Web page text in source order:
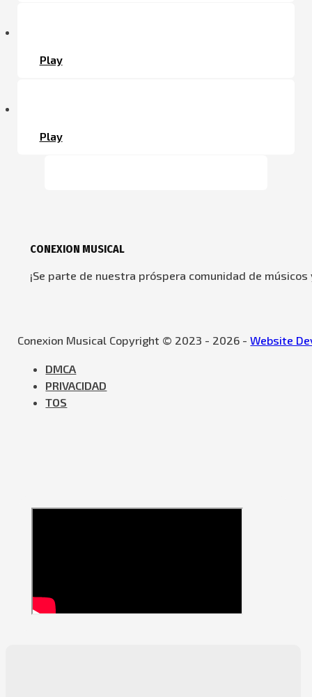
Play
Play
CONEXION MUSICAL
¡Se parte de nuestra próspera comunidad de
Conexion Musical Copyright © 2023 - 2026 -Website
DMCA
PRIVACIDAD
TOS